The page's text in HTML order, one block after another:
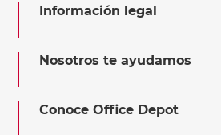
Información legal
Nosotros te ayudamos
Conoce Office Depot